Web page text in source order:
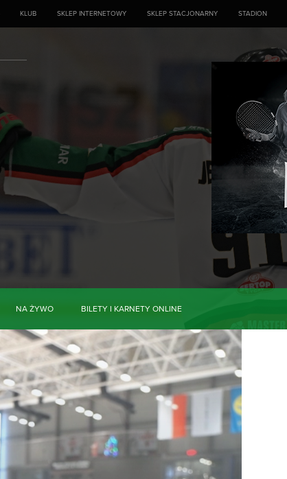
KLUB SKLEP INTERNETOWY SKLEP STACJONARNY STADION
NA ŻYWO BILETY I KARNETY ONLINE